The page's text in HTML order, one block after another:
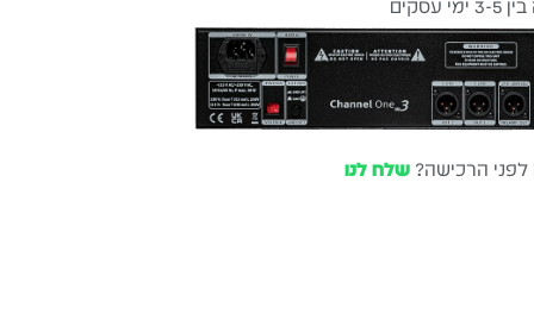
חינם
6 ת״א
לפני הרכישה?שלח לנו